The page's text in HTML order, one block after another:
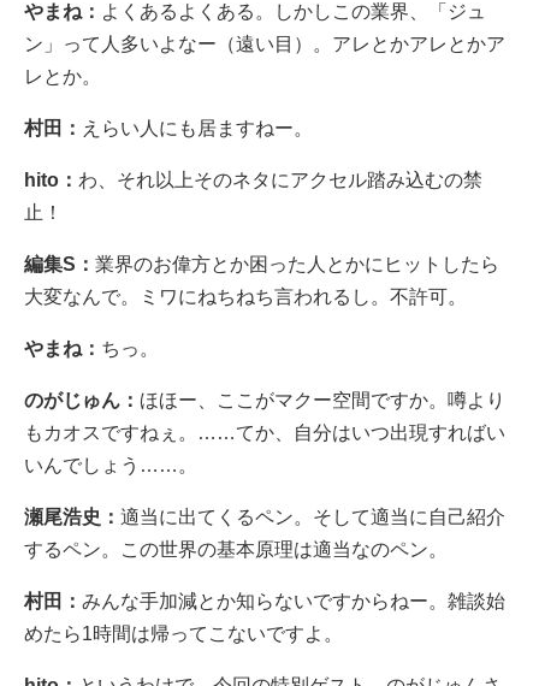
やまね： よくあるよくある。しかしこの業界、「ジュ
ン」って人多いよなー（遠い目）。アレとかアレとかア
レとか。
村田： えらい人にも居ますねー。
hito： わ、それ以上そのネタにアクセル踏み込むの禁
止！
編集S： 業界のお偉方とか困った人とかにヒットしたら
大変なんで。ミワにねちねち言われるし。不許可。
やまね： ちっ。
のがじゅん： ほほー、ここがマクー空間ですか。噂より
もカオスですねぇ。……てか、自分はいつ出現すればい
いんでしょう……。
瀬尾浩史： 適当に出てくるペン。そして適当に自己紹介
するペン。この世界の基本原理は適当なのペン。
村田： みんな手加減とか知らないですからねー。雑談始
めたら1時間は帰ってこないですよ。